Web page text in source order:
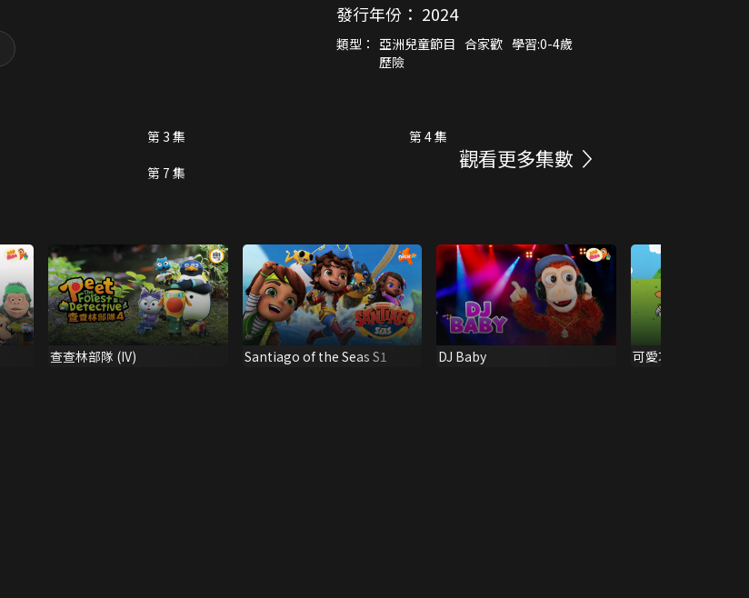
發行年份： 2024
類型： 亞洲兒童節目 合家歡 學習:0-4歲
歷險
第 3 集
第 4 集
第 7 集
觀看更多集數
查查林部隊 (IV) Santiago of the Seas S1 DJ Baby 可愛巧虎島 第13季